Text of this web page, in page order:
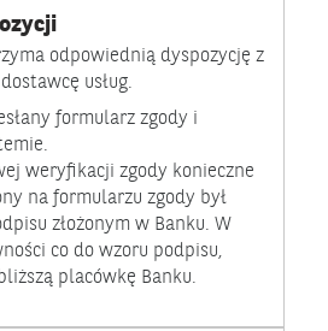
odpowiednią dyspozycję z
usług.
formularz zgody i
weryfikacji zgody konieczne
na formularzu zgody był
złożonym w Banku. W
co do wzoru podpisu,
placówkę Banku.